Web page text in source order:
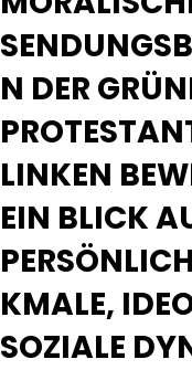
N DER
LINKEN
EIN BLICK
KMALE,
SOZIALE